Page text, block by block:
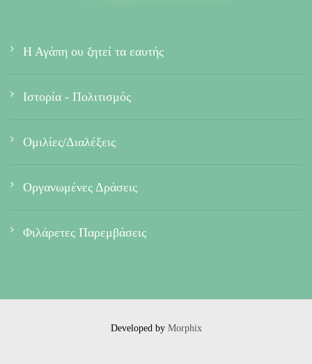
Η Αγάπη ου ζητεί τα εαυτής
Ιστορία - Πολιτισμός
Ομιλίες/Διαλέξεις
Οργανωμένες Δράσεις
Φιλάρετες Παρεμβάσεις
Developed by Morphix